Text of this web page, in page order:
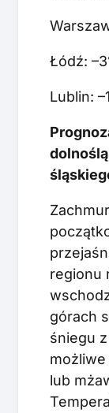
Łódź:
Lublin:
regionu
górach
śniegu
lub